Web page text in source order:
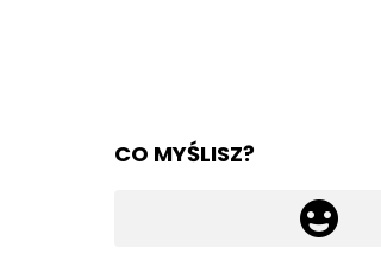
CO MYŚLISZ?